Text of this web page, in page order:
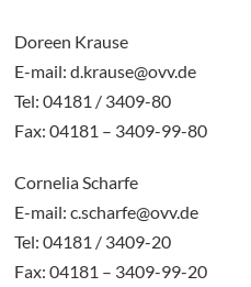
Doreen Krause
E-mail: d.krause@ovv.de
Tel: 04181 / 3409-80
Fax: 04181 – 3409-99-80
Cornelia Scharfe
E-mail: c.scharfe@ovv.de
Tel: 04181 / 3409-20
Fax: 04181 – 3409-99-20